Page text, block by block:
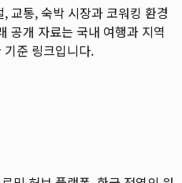
교통, 숙박 시장과 코워킹 환경
공개 자료는 국내 여행과 지역
준 링크입니다.